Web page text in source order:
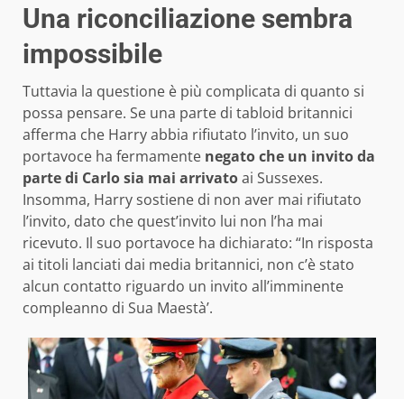
Una riconciliazione sembra
impossibile
Tuttavia la questione è più complicata di quanto si
possa pensare. Se una parte di tabloid britannici
afferma che Harry abbia rifiutato l’invito, un suo
portavoce ha fermamente negato che un invito da
parte di Carlo sia mai arrivatoai Sussexes.
Insomma, Harry sostiene di non aver mai rifiutato
l’invito, dato che quest’invito lui non l’ha mai
ricevuto. Il suo portavoce ha dichiarato: “In risposta
ai titoli lanciati dai media britannici, non c’è stato
alcun contatto riguardo un invito all’imminente
compleanno di Sua Maestà’.